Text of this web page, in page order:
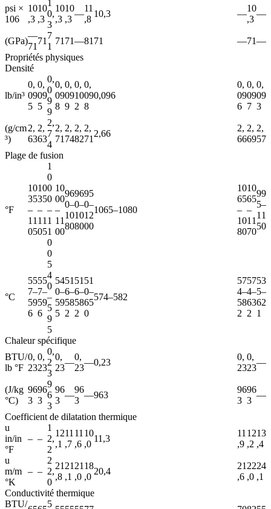
psi ×
106
10
,3
10
,3
1
0,
3
10
,3
10
,3
—
11
,8
10,3 —
10
,3
—
(GPa)
—
71
71
7
1
71 71—81 71 —71—
Propriétés physiques
Densité
lb/in³
0,
09
5
0,
09
5
0,
0
9
9
0,
09
8
0,
09
9
0,
10
2
0,
09
8
0,096
0,
09
6
0,
09
7
0,
09
3
(g/cm
³)
2,
63
2,
63
2,
7
4
2,
71
2,
74
2,
82
2,
71
2,66
2,
66
2,
69
2,
57
Plage de fusion
°F
10
35
–
11
05
10
35
–
11
05
1
0
0
0
–
1
1
0
0
10
00
–
11
00
96
0–
10
80
96
0–
10
80
95
0–
12
00
1065–1080
10
65
–
10
80
10
65
–
11
70
99
5–
11
50
°C
55
7–
59
6
55
7–
59
6
5
4
0
–
5
9
5
54
0–
59
5
51
6–
58
2
51
6–
58
2
51
0–
65
0
574–582
57
4–
58
2
57
4–
63
2
53
5–
62
1
Chaleur spécifique
BTU/
lb °⁠F
0,
23
0,
23
0,
2
3
0,
23
—
0,
23
—0,23
0,
23
0,
23
—
(J/kg
°⁠C)
96
3
96
3
9
6
3
96
3
—
96
3
—963
96
3
96
3
—
Coefficient de dilatation thermique
u
in/in
°⁠F
– –
1
2,
2
12
,1
11
,7
11
,6
10
,0
11,3
11
,9
12
,2
13
,4
u
m/m
°⁠K
– –
2
2,
0
21
,8
21
,1
21
,0
18
,0
20,4
21
,6
22
,0
24
,1
Conductivité thermique
BTU/
5